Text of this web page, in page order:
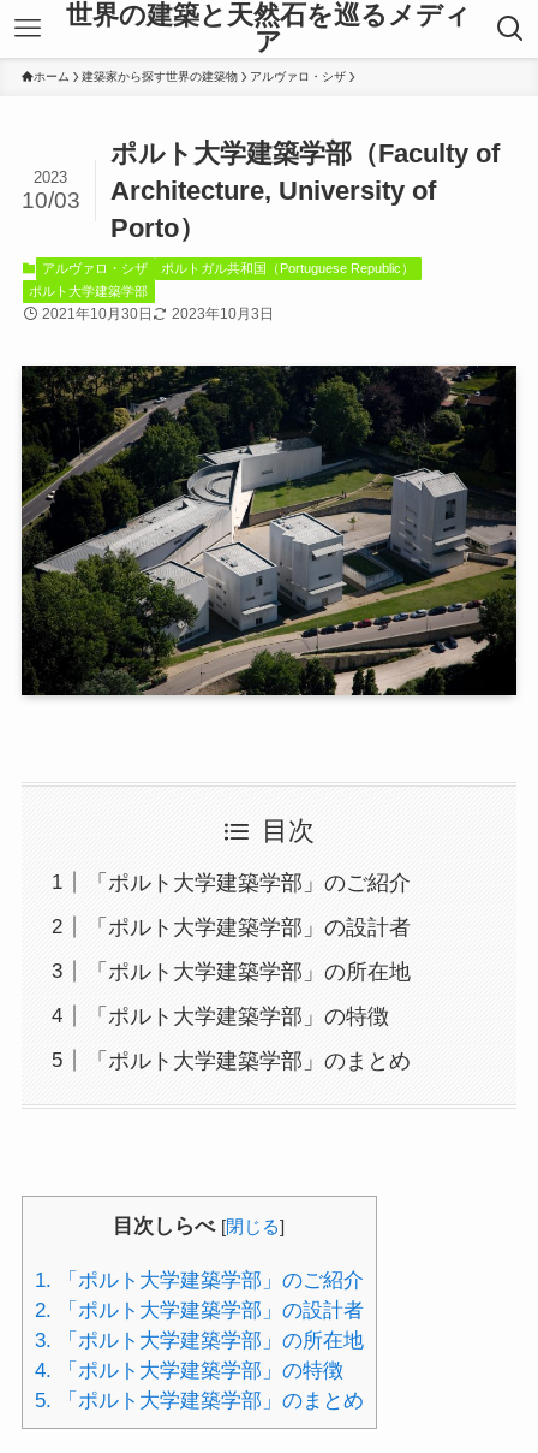
世界の建築と天然石を巡るメディ
ア
ホーム 建築家から探す世界の建築物 アルヴァロ・シザ
ポルト大学建築学部（Faculty of
Architecture, University of
Porto）
2023
10/03
アルヴァロ・シザ
ポルトガル共和国（Portuguese Republic）
ポルト大学建築学部
2021年10月30日 2023年10月3日
目次
「ポルト大学建築学部」のご紹介
「ポルト大学建築学部」の設計者
「ポルト大学建築学部」の所在地
「ポルト大学建築学部」の特徴
「ポルト大学建築学部」のまとめ
目次しらべ [閉じる]
1. 「ポルト大学建築学部」のご紹介
2. 「ポルト大学建築学部」の設計者
3. 「ポルト大学建築学部」の所在地
4. 「ポルト大学建築学部」の特徴
5. 「ポルト大学建築学部」のまとめ